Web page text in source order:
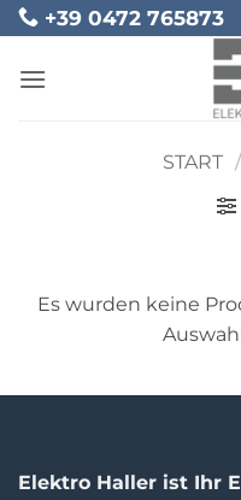
Skip
to
content
+39 0472 765873
START /
Es wurden keine
Elektro Haller ist Ihr